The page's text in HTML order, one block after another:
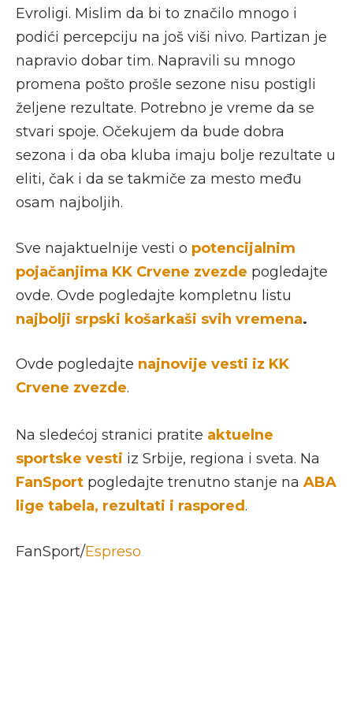
Evroligi. Mislim da bi to značilo mnogo i
podići percepciju na još viši nivo. Partizan je
napravio dobar tim. Napravili su mnogo
promena pošto prošle sezone nisu postigli
željene rezultate. Potrebno je vreme da se
stvari spoje. Očekujem da bude dobra
sezona i da oba kluba imaju bolje rezultate u
eliti, čak i da se takmiče za mesto među
osam najboljih.
Sve najaktuelnije vesti o potencijalnim
pojačanjima KK Crvene zvezde pogledajte
ovde. Ovde pogledajte kompletnu listu
najbolji srpski košarkaši svih vremena.
Ovde pogledajte najnovije vesti iz KK
Crvene zvezde.
Na sledećoj stranici pratite aktuelne
sportske vesti iz Srbije, regiona i sveta. Na
FanSport pogledajte trenutno stanje na ABA
lige tabela, rezultati i raspored.
FanSport/Espreso